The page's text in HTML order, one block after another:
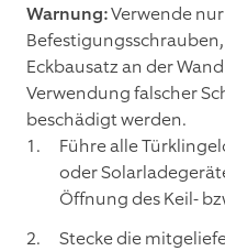
Warnung:Verwende
Eckbausatz an der
Verwendung falscher
beschädigt werden.
Führe alle
oder
Öffnung des Keil-
Stecke die